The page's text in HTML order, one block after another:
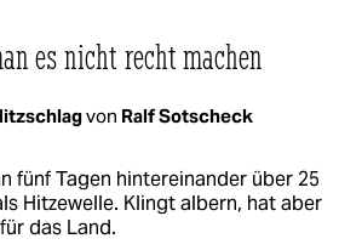
es nicht recht machen
von Ralf Sotscheck
fünf Tagen hintereinander über 25
Hitzewelle. Klingt albern, hat aber
das Land.